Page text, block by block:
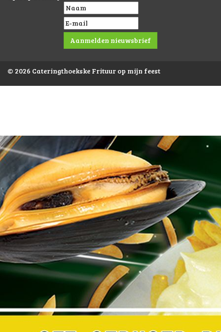
© 2026 Cateringthoekske Frituur op mijn feest